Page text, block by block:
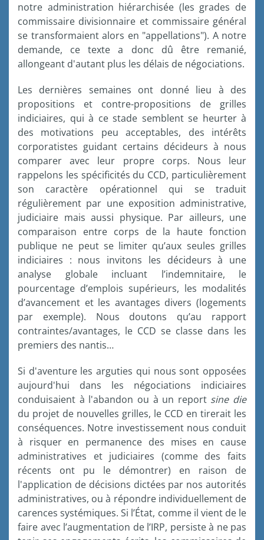
notre administration hiérarchisée (les grades de
commissaire divisionnaire et commissaire général
se transformaient alors en "appellations"). A notre
demande, ce texte a donc dû être remanié,
allongeant d'autant plus les délais de négociations.
Les dernières semaines ont donné lieu à des
propositions et contre-propositions de grilles
indiciaires, qui à ce stade semblent se heurter à
des motivations peu acceptables, des intérêts
corporatistes guidant certains décideurs à nous
comparer avec leur propre corps. Nous leur
rappelons les spécificités du CCD, particulièrement
son caractère opérationnel qui se traduit
régulièrement par une exposition administrative,
judiciaire mais aussi physique. Par ailleurs, une
comparaison entre corps de la haute fonction
publique ne peut se limiter qu’aux seules grilles
indiciaires : nous invitons les décideurs à une
analyse globale incluant l’indemnitaire, le
pourcentage d’emplois supérieurs, les modalités
d’avancement et les avantages divers (logements
par exemple). Nous doutons qu’au rapport
contraintes/avantages, le CCD se classe dans les
premiers des nantis…
Si d'aventure les arguties qui nous sont opposées
aujourd'hui dans les négociations indiciaires
conduisaient à l'abandon ou à un report sine die
du projet de nouvelles grilles, le CCD en tirerait les
conséquences. Notre investissement nous conduit
à risquer en permanence des mises en cause
administratives et judiciaires (comme des faits
récents ont pu le démontrer) en raison de
l'application de décisions dictées par nos autorités
administratives, ou à répondre individuellement de
carences systémiques. Si l’État, comme il vient de le
faire avec l’augmentation de l’IRP, persiste à ne pas